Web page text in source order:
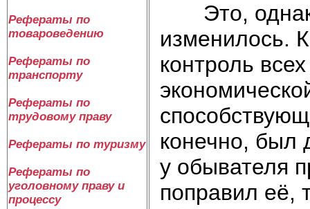
Рефераты по
товароведению
Рефераты по
транспорту
Рефераты по
трудовому праву
Рефераты по туризму
Рефераты по
уголовному праву и
процессу
Это,
изменилось.
контроль
конечно, был
у обывателя
поправил её,